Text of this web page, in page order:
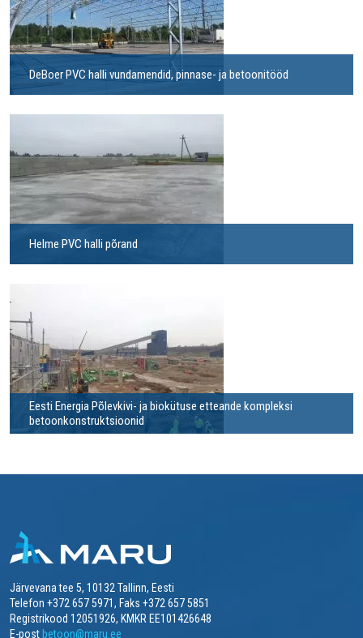
DeBoer PVC halli vundamendid, pinnase- ja betoonitööd
Helme PVC halli põrand
Eesti Energia Põlevkivi- ja biokütuse etteande kompleksi
betoonkonstruktsioonid
Järvevana tee 5, 10132 Tallinn, Eesti
Telefon +372 657 5971, Faks +372 657 5851
Registrikood 12051926, KMKR EE101426648
E-post betoon@maru.ee